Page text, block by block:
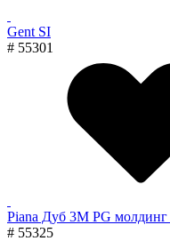
Gent SI
# 55301
Piana Дуб 3M PG молдинг
# 55325